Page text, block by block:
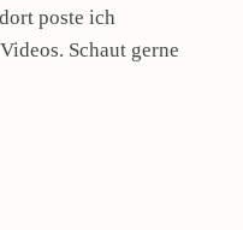
poste ich
Schaut gerne